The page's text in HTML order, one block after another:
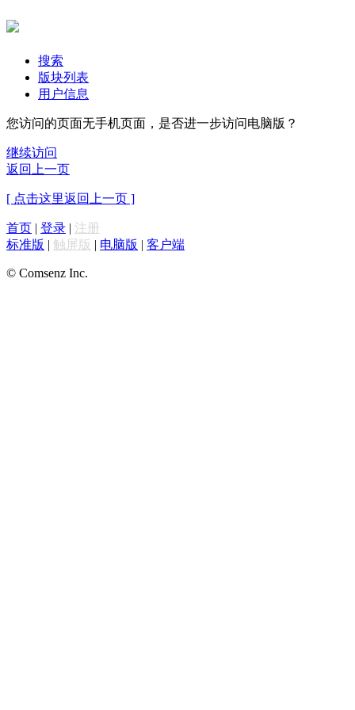
搜索
版块列表
用户信息
您访问的页面无手机页面，是否进一步访问电脑版？
继续访问
返回上一页
[ 点击这里返回上一页 ]
首页 | 登录 | 注册
标准版 | 触屏版 | 电脑版 | 客户端
© Comsenz Inc.